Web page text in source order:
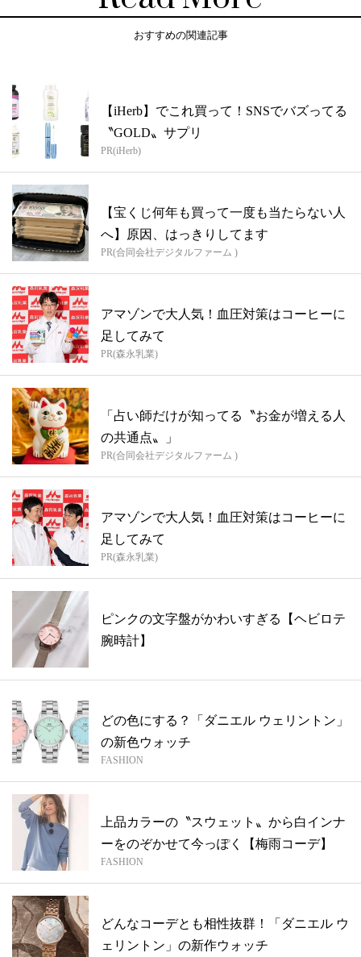
おすすめの関連記事
【iHerb】でこれ買って！SNSでバズってる
〝GOLD〟サプリ
PR(iHerb)
【宝くじ何年も買って一度も当たらない人
へ】原因、はっきりしてます
PR(合同会社デジタルファーム )
アマゾンで大人気！血圧対策はコーヒーに
足してみて
PR(森永乳業)
「占い師だけが知ってる〝お金が増える人
の共通点〟」
PR(合同会社デジタルファーム )
アマゾンで大人気！血圧対策はコーヒーに
足してみて
PR(森永乳業)
ピンクの文字盤がかわいすぎる【ヘビロテ
腕時計】
どの色にする？「ダニエル ウェリントン」
の新色ウォッチ
FASHION
上品カラーの〝スウェット〟から白インナ
ーをのぞかせて今っぽく【梅雨コーデ】
FASHION
どんなコーデとも相性抜群！「ダニエル ウ
ェリントン」の新作ウォッチ